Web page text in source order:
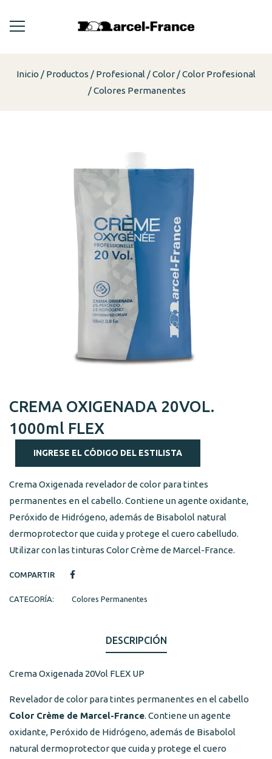
Inicio Productos Profesional Color
Color Profesional
Colores Permanentes
CREMA OXIGENADA 20VOL.
1000ml FLEX
INGRESE EL CÓDIGO DEL ESTILISTA
Crema Oxigenada revelador de color para tintes
permanentes en el cabello. Contiene un agente oxidante,
Peróxido de Hidrógeno, además de Bisabolol natural
dermoprotector que cuida y protege el cuero cabelludo.
Utilizar con las tinturas Color Crème de Marcel-France.
COMPARTIR
CATEGORÍA: Colores Permanentes
DESCRIPCIÓN
Crema Oxigenada 20Vol FLEX UP
Revelador de color para tintes permanentes en el cabello
Color Crème de Marcel-France. Contiene un agente
oxidante, Peróxido de Hidrógeno, además de Bisabolol
natural dermoprotector que cuida y protege el cuero